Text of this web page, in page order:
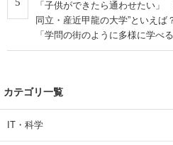
「子供ができたら通わせたい
同立・産近甲龍の大学”といえ
「学問の街のように多様に学べ
| 大学 ねとらぼリサーチ
カテゴリ一覧
IT・科学